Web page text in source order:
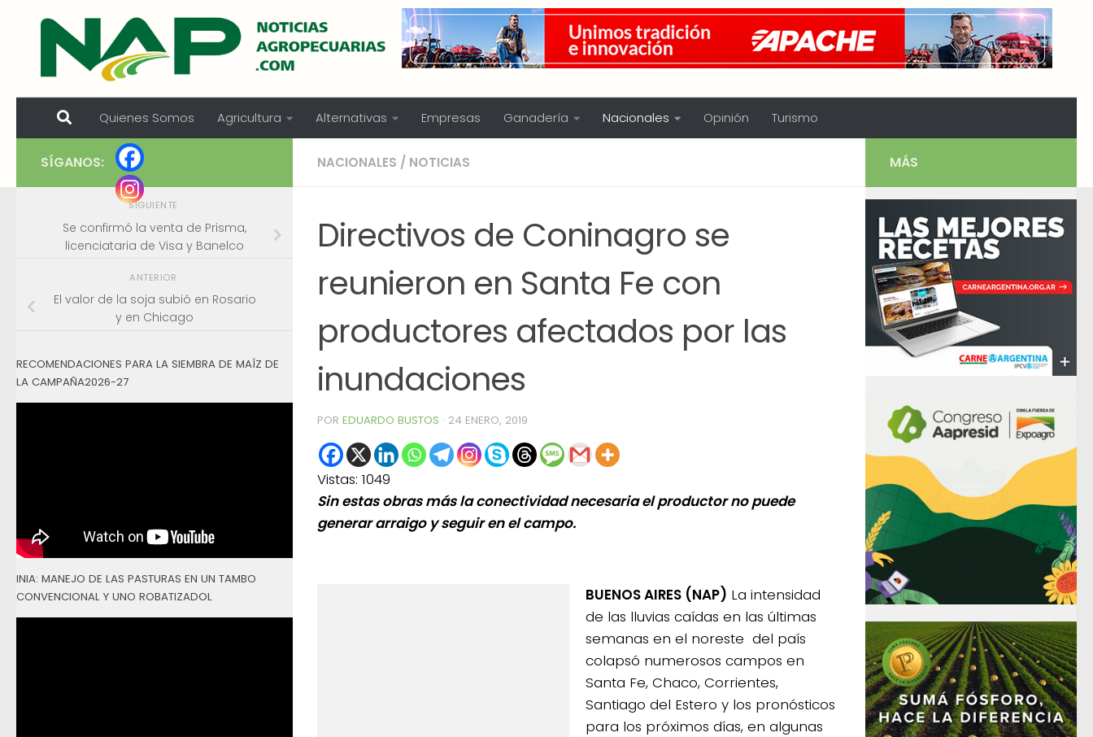
Skip to content
Quienes Somos Agricultura Alternativas Empresas Ganadería Nacionales Opinión Turismo
NACIONALES / NOTICIAS
Directivos de Coninagro se
reunieron en Santa Fe con
productores afectados por las
inundaciones
POR EDUARDO BUSTOS · 24 ENERO, 2019
Vistas: 1049
Sin estas obras más la conectividad necesaria el productor no puede
generar arraigo y seguir en el campo.
BUENOS AIRES (NAP) La intensidad
de las lluvias caídas en las últimas
semanas en el noreste del país
colapsó numerosos campos en
Santa Fe, Chaco, Corrientes,
Santiago del Estero y los pronósticos
para los próximos días, en algunas
SÍGANOS:
SIGUIENTE
Se confirmó la venta de Prisma,
licenciataria de Visa y Banelco
ANTERIOR
El valor de la soja subió en Rosario
y en Chicago
RECOMENDACIONES PARA LA SIEMBRA DE MAÍZ DE
LA CAMPAÑA2026-27
INIA: MANEJO DE LAS PASTURAS EN UN TAMBO
CONVENCIONAL Y UNO ROBATIZADOL
MÁS